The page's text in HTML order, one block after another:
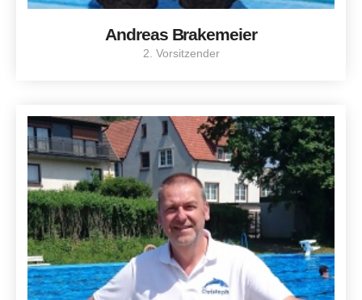
Andreas Brakemeier
2. Vorsitzender